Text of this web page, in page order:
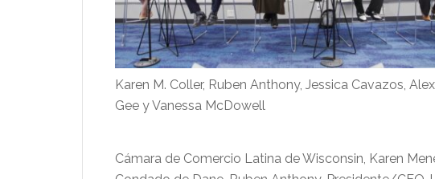
Karen M. Coller, Ruben Anthony, Jessica Cavazos, Alex
Gee y Vanessa McDowell
Cámara de Comercio Latina de Wisconsin, Karen